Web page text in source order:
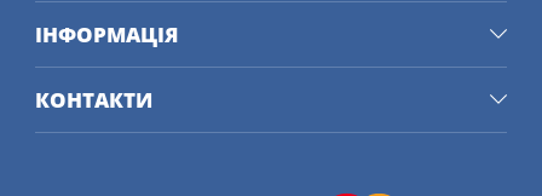
ІНФОРМАЦІЯ
КОНТАКТИ